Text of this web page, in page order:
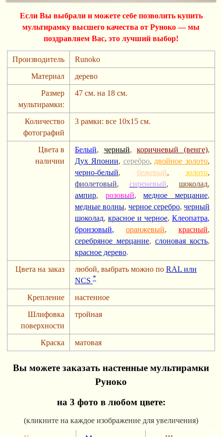
Если Вы выбрали и можете себе позволить купить
мультирамку высшего качества от Руноко — мы
поздравляем Вас, это лучший выбор!
Производитель
Runoko
Материал
дерево
Размер
мультирамки:
47 см. на 18 см.
Количество
фотографий
3 рамки: все 10х15 см.
Цвета в
наличии
Белый, черный,коричневый (венге),
Дух Японии, серебро, двойное золото,
черно-белый, бежевый, золото,
фиолетовый, сиреневый, шоколад,
ампир, розовый,медное мерцание,
медные волны, черное серебро, черный
шоколад, красное и черное, Клеопатра,
бронзовый, оранжевый, красный,
серебряное мерцание, слоновая кость,
красное дерево.
Цвета на заказ
любой, выбрать можно по RAL или
NCS *
Крепление
настенное
Шлифовка
поверхности
тройная
Краска матовая
Вы можете заказать настенные мультирамки
Руноко
на 3 фото в любом цвете:
(кликните на каждое изображение для увеличения)